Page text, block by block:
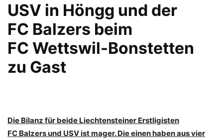
USV in Höngg und der
FC Balzers beim
FC Wettswil-Bonstetten
zu Gast
Die Bilanz für beide Liechtensteiner Erstligisten
FC Balzers und USV ist mager. Die einen haben aus vier